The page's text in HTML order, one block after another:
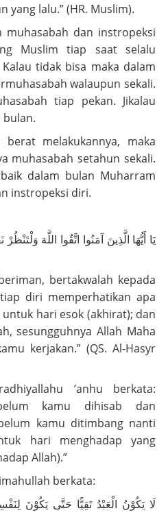
yang lalu.” (HR. Muslim).
muhasabah dan instropeksi
Muslim tiap saat selalu
tidak bisa maka dalam
walaupun sekali.
tiap pekan. Jikalau
bulan.
melakukannya, maka
muhasabah setahun sekali.
dalam bulan Muharram
instropeksi diri.
يَا أَيُّهَا الَّذِينَ آمَنُوا اتَّقُوا اللَّهَ
bertakwalah kepada
diri memperhatikan apa
hari esok (akhirat); dan
sesungguhnya Allah Maha
kerjakan.” (QS. Al-Hasyr
radhiyallahu ’anhu berkata:
kamu dihisab dan
kamu ditimbang nanti
hari menghadap yang
Allah).”
berkata:
لَا يَكُوْنُ الْعَبْدُ تَقِيًّا حَتَّى يَكُوْنَ